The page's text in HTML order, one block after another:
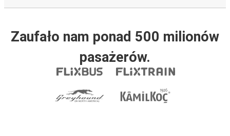
Zaufało nam ponad 500 milionów
pasażerów.